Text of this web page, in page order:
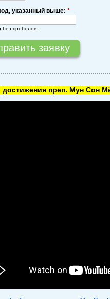
указанный выше: *
без пробелов.
преп. Мун Сон